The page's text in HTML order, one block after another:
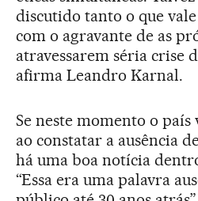
discutido tanto o que vale
com o agravante de as
atravessarem séria crise
afirma Leandro Karnal.
Se neste momento o país
ao constatar a ausência
há uma boa notícia
“Essa era uma palavra